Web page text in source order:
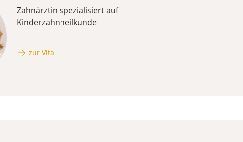
Zahnärztin spezialisiert auf
Kinderzahnheilkunde
zur Vita